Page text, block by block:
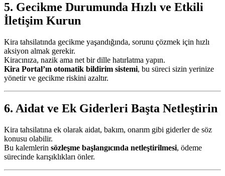
5. Gecikme Durumunda Hızlı ve Etkili
İletişim Kurun
Kira tahsilatında gecikme yaşandığında, sorunu çözmek için hızlı
aksiyon almak gerekir.
Kiracınıza, nazik ama net bir dille hatırlatma yapın.
Kira Portal’ın otomatik bildirim sistemi, bu süreci sizin yerinize
yönetir ve gecikme riskini azaltır.
6. Aidat ve Ek Giderleri Başta Netleştirin
Kira tahsilatına ek olarak aidat, bakım, onarım gibi giderler de söz
konusu olabilir.
Bu kalemlerin sözleşme başlangıcında netleştirilmesi, ödeme
sürecinde karışıklıkları önler.